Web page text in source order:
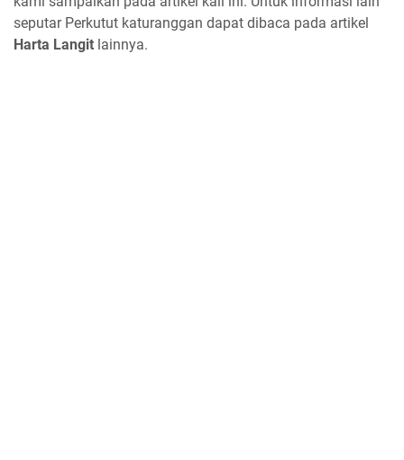
seputar Perkutut katuranggan dapat dibaca pada artikel
Harta Langit lainnya.